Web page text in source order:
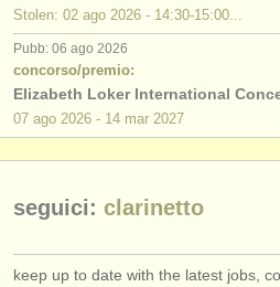
find out about ourATS
ATSfaq
accedi
Stolen: 02 ago 2026 - 14:30-15:00...
Pubb: 06 ago 2026
concorso/premio:
Elizabeth Loker International
07 ago 2026 - 14 mar 2027
seguici: clarinetto
keep up to date with the latest jobs,